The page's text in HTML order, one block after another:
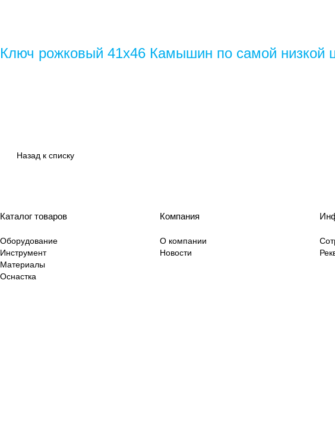
Ключ рожковый 41х46 Камышин по самой низкой
Назад к списку
Каталог товаров
Оборудование
Инструмент
Материалы
Оснастка
Компания
О компании
Новости